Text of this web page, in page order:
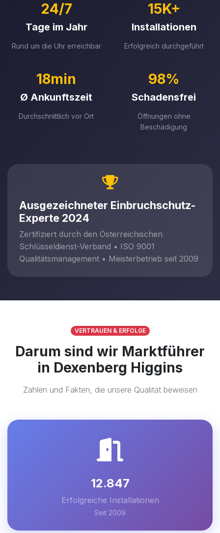
24/7
Tage im Jahr
Rund um die Uhr erreichbar
15K+
Installationen
Erfolgreich durchgeführt
18min
Ø Ankunftszeit
Durchschnittlich vor Ort
98%
Schadensfrei
Öffnungen ohne
Beschädigung
Ausgezeichneter Einbruchschutz-
Experte 2024
Zertifiziert durch den Österreichischen
Schlüsseldienst-Verband • ISO 9001
Qualitätsmanagement • Meisterbetrieb seit 2009
VERTRAUEN & ERFOLGE
Darum sind wir Marktführer
in Dexenberg Higgins
Zahlen und Fakten, die unsere Qualität beweisen
12.847
Erfolgreiche Installationen
Seit 2009